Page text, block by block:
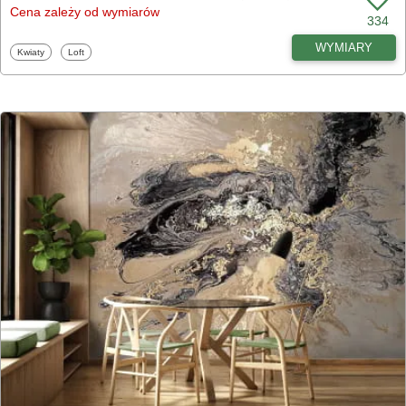
Cena zależy od wymiarów
334
Fototapety
Kwiaty Fototapety
Loft WYMIARY